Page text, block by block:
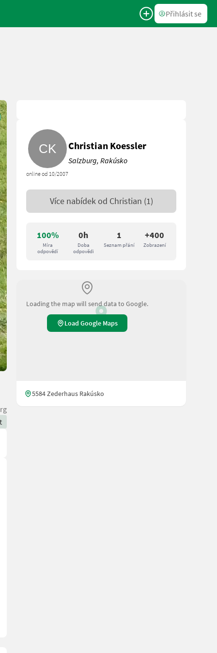
Přihlásit se
100%
Míra
odpovědí
0h
Doba
odpovědi
1
Seznam přání
+400
Zobrazení
online od 10/2007
Christian Koessler
Salzburg, Rakúsko
Více nabídek od Christian (1)
Loading the map will send data to Google.
Load Google Maps
5584 Zederhaus Rakúsko